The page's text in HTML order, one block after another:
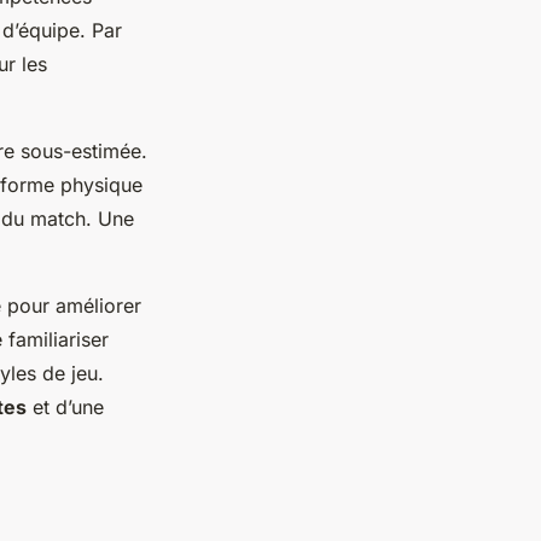
Par
les
sous-estimée.
physique
match. Une
pour améliorer
familiariser
de jeu.
et d’une